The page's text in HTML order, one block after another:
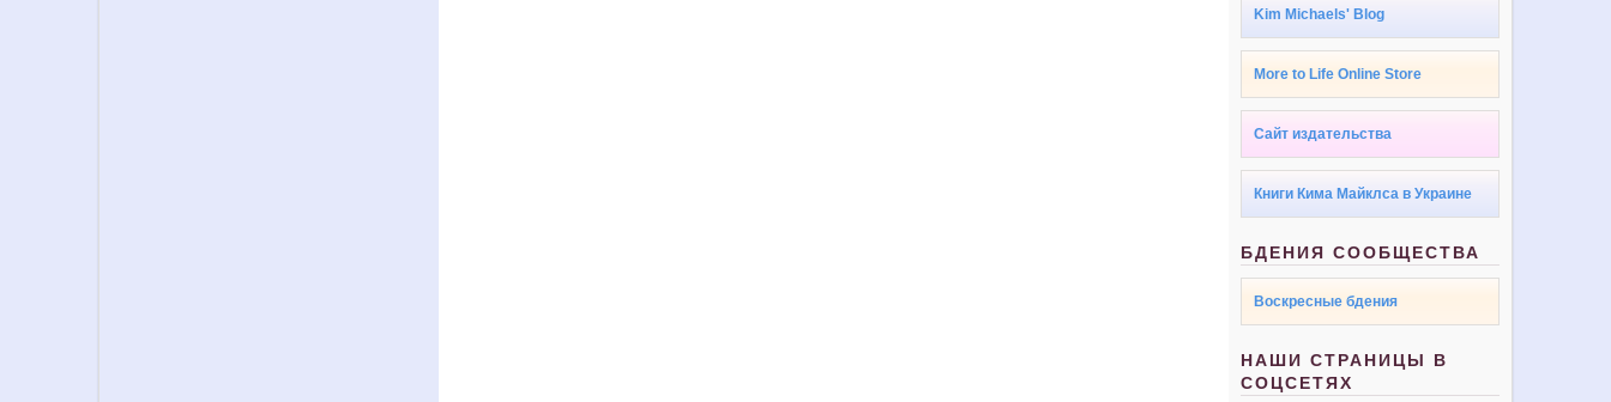
Kim Michaels' Blog
More to Life Online Store
Сайт издательства
Книги Кима Майклса в Украине
БДЕНИЯ СООБЩЕСТВА
Воскресные бдения
НАШИ СТРАНИЦЫ В
СОЦСЕТЯХ